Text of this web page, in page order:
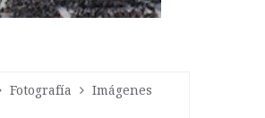
Fotografía Imágenes